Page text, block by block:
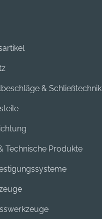
& Schließtechnik
Technische Produkte